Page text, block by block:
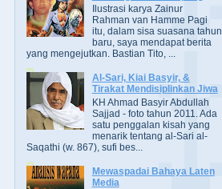
Ilustrasi karya Zainur
Rahman van Hamme Pagi
itu, dalam sisa suasana tahun
baru, saya mendapat berita
yang mengejutkan. Bastian Tito, ...
Al-Sari, Kiai Basyir, &
Tirakat Mendisiplinkan Jiwa
KH Ahmad Basyir Abdullah
Sajjad - foto tahun 2011. Ada
satu penggalan kisah yang
menarik tentang al-Sari al-
Saqathi (w. 867), sufi bes...
Mewaspadai Bahaya Laten
Media